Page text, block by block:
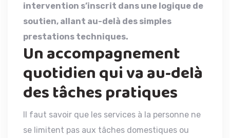
intervention s’inscrit dans une logique de
soutien, allant au-delà des simples
prestations techniques.
Un accompagnement
quotidien qui va au-delà
des tâches pratiques
Il faut savoir que les services à la personne ne
se limitent pas aux tâches domestiques ou